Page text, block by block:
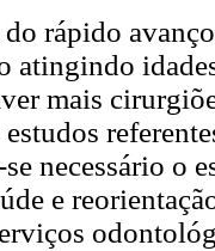
rápido
atingindo
mais
necessário o
e